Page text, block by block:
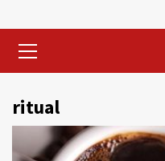
Menu
ritual